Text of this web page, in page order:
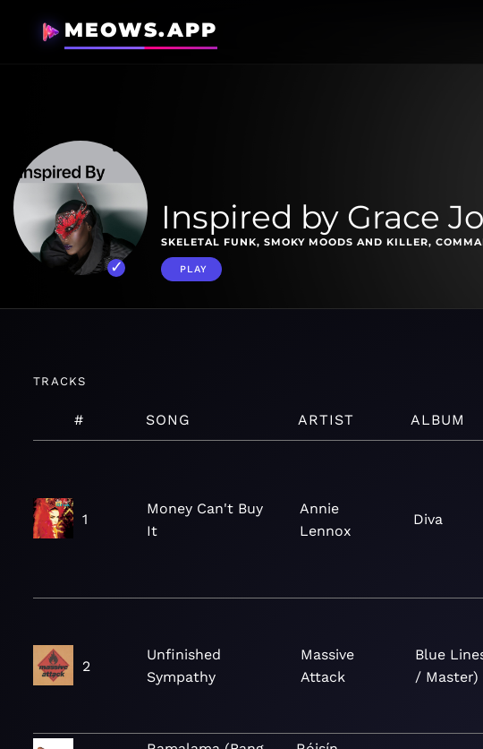
MEOWS.APP
Inspired by Grace
SKELETAL FUNK, SMOKY MOODS AND KILLER,
PLAY
TRACKS
# SONG ARTIST ALBUM
1
Money Can't Buy
It
Annie
Lennox
Diva
2
Unfinished
Sympathy
Massive
Attack
Blue
/ Master)